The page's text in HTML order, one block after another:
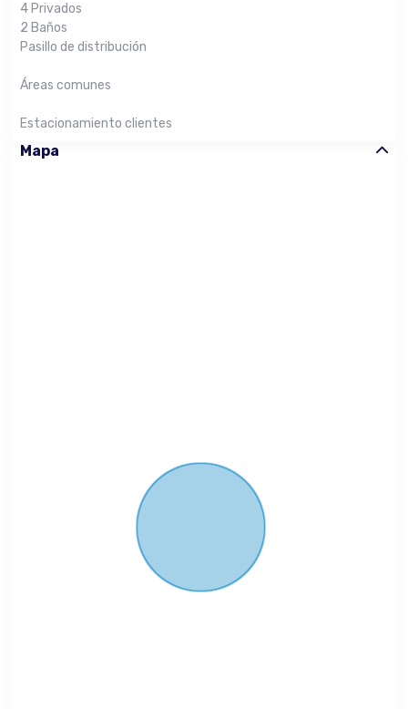
4 Privados
2 Baños
Pasillo de distribución
Áreas comunes
Estacionamiento clientes
Mapa